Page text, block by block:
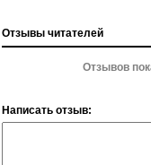
Отзывы читателей
Отзывов
Написать отзыв: